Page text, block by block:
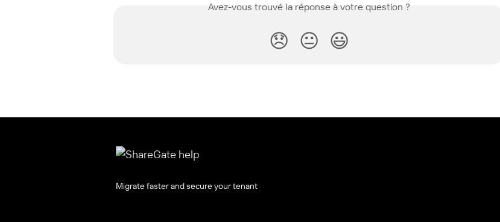
Avez-vous trouvé la réponse à votre question ?
😞 😐 😃
Migrate faster and secure your tenant